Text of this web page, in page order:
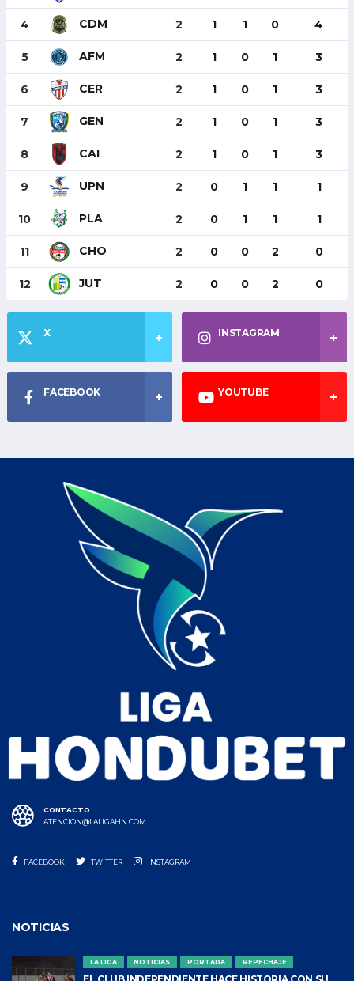
4 CDM 2 1 1 0 4
5 AFM 2 1 0 1 3
6 CER 2 1 0 1 3
7 GEN 2 1 0 1 3
8 CAI 2 1 0 1 3
9 UPN 2 0 1 1 1
10 PLA 2 0 1 1 1
11 CHO 2 0 0 2 0
12 JUT 2 0 0 2 0
X INSTAGRAM
FACEBOOK YOUTUBE
CONTACTO
ATENCION@LALIGAHN.COM
FACEBOOK TWITTER INSTAGRAM
NOTICIAS
LA LIGA NOTICIAS PORTADA REPECHAJE